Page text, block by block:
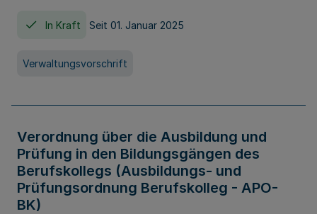
In Kraft Seit 01. Januar 2025
Verwaltungsvorschrift
Verordnung über die Ausbildung und
Prüfung in den Bildungsgängen des
Berufskollegs (Ausbildungs- und
Prüfungsordnung Berufskolleg - APO-
BK)